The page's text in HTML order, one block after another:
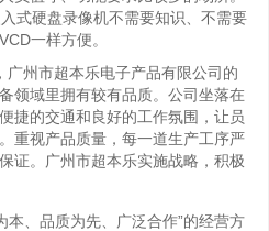
式硬盘录像机不需要知识、不需要
一样方便。
广州市超本乐电子产品有限公司的
领域里拥有较有品质。公司坐落在
捷的交通和良好的工作氛围，让员
重视产品质量，每一道生产工序严
证。广州市超本乐实施战略，积极
本、品质为先、广泛合作”的经营方